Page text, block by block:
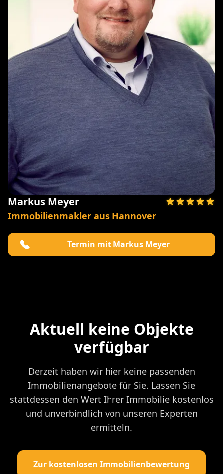
Markus Meyer
Immobilienmakler aus Hannover
Termin mit Markus Meyer
Aktuell keine Objekte
verfügbar
Derzeit haben wir hier keine passenden
Immobilienangebote für Sie. Lassen Sie
stattdessen den Wert Ihrer Immobilie kostenlos
und unverbindlich von unseren Experten
ermitteln.
Zur kostenlosen Immobilienbewertung